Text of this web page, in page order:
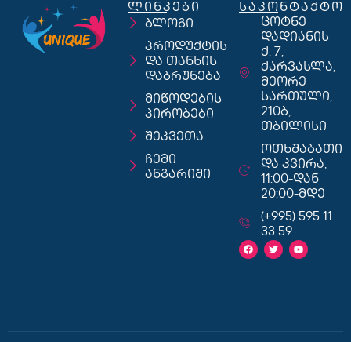
ლინკები
ბლოგი
პროდუქტის
და თანხის
დაბრუნება
მიწოდების
პირობები
შეკვეთა
ჩემი
ანგარიში
საკონტაქტო
ცოტნე
დადიანის
ქ. 7,
ქარვასლა,
მეორე
სართული,
210ბ,
თბილისი
ოთხშაბათი
და კვირა,
11:00-დან
20:00-მდე
(+995) 595 11
33 59